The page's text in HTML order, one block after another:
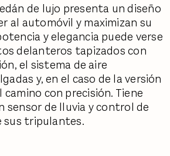
de lujo presenta un diseño
al automóvil y maximizan su
y elegancia puede verse
delanteros tapizados con
el sistema de aire
y, en el caso de la versión
con precisión. Tiene
sensor de lluvia y control de
sus tripulantes.